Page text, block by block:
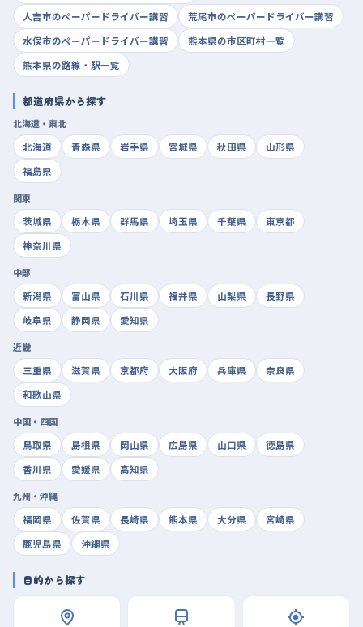
人吉市のペーパードライバー講習
荒尾市のペーパードライバー講習
水俣市のペーパードライバー講習
熊本県の市区町村一覧
熊本県の路線・駅一覧
都道府県から探す
北海道・東北
北海道
青森県 岩手県 宮城県 秋田県
山形県
福島県
関東
茨城県
栃木県 群馬県 埼玉県 千葉県
東京都
神奈川県
中部
新潟県
富山県 石川県 福井県 山梨県
長野県
岐阜県
静岡県 愛知県
近畿
三重県
滋賀県 京都府 大阪府 兵庫県
奈良県
和歌山県
中国・四国
鳥取県
島根県 岡山県 広島県 山口県
徳島県
香川県
愛媛県 高知県
九州・沖縄
福岡県
佐賀県 長崎県 熊本県 大分県
宮崎県
鹿児島県
沖縄県
目的から探す